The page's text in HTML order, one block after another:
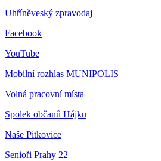
Uhříněveský zpravodaj
Facebook
YouTube
Mobilní rozhlas MUNIPOLIS
Volná pracovní místa
Spolek občanů Hájku
Naše Pitkovice
Senioři Prahy 22